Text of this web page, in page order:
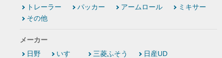
トレーラー
パッカー アームロール
ミキサー
その他
メーカー
日野
いすゞ 三菱ふそう 日産UD